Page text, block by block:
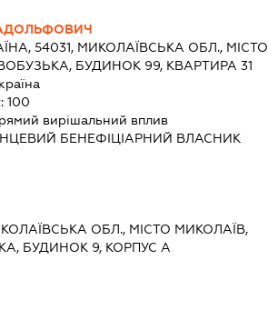
54031, МИКОЛАЇВСЬКА ОБЛ., МІСТО
БУДИНОК 99, КВАРТИРА 31
100
вирішальний вплив
БЕНЕФІЦІАРНИЙ ВЛАСНИК
ОБЛ., МІСТО МИКОЛАЇВ,
БУДИНОК 9, КОРПУС А